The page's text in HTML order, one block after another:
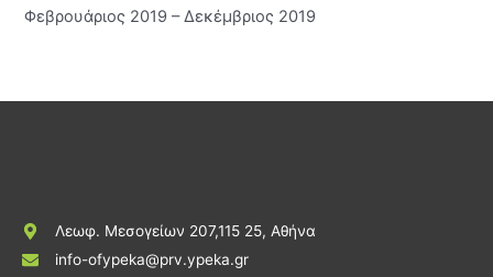
Φεβρουάριος 2019 – Δεκέμβριος 2019
Λεωφ. Μεσογείων 207,115 25, Αθήνα
info-ofypeka@prv.ypeka.gr